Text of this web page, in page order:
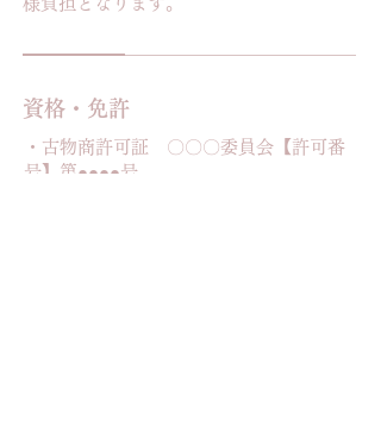
資格・免許
・古物商許可証 〇〇〇委員会【許可番
号】第●●●●号